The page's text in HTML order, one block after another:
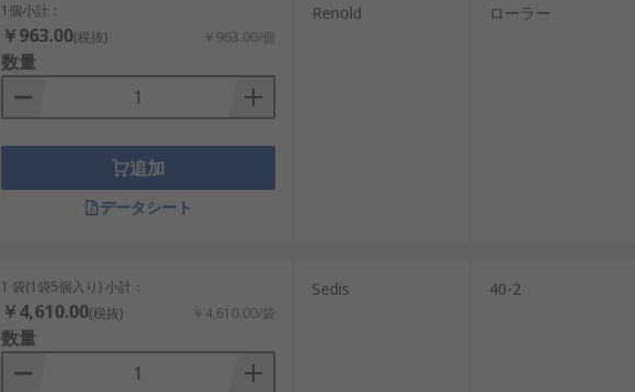
1個小計：
￥963.00(税抜) ￥963.00/個
数量
追加
データシート
Renold ローラー
1 袋(1袋5個入り) 小計：
￥4,610.00(税抜) ￥4,610.00/袋
数量
Sedis 40-2